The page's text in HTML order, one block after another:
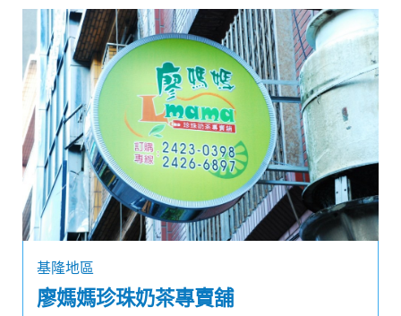
基隆地區
廖媽媽珍珠奶茶專賣舖